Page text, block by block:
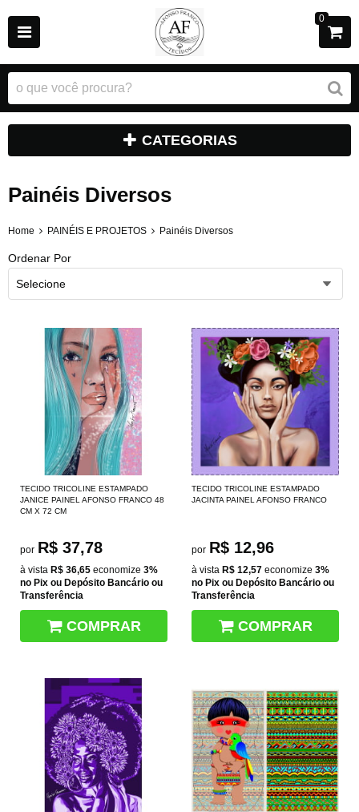
0
CATEGORIAS
Painéis Diversos
Home PAINÉIS E PROJETOS Painéis Diversos
Ordenar Por
Selecione
TECIDO TRICOLINE ESTAMPADO
JANICE PAINEL AFONSO FRANCO 48
CM X 72 CM
por R$ 37,78
à vista R$ 36,65 economize 3%
no Pix ou Depósito Bancário ou
Transferência
COMPRAR
TECIDO TRICOLINE ESTAMPADO
JACINTA PAINEL AFONSO FRANCO
por R$ 12,96
à vista R$ 12,57 economize 3%
no Pix ou Depósito Bancário ou
Transferência
COMPRAR